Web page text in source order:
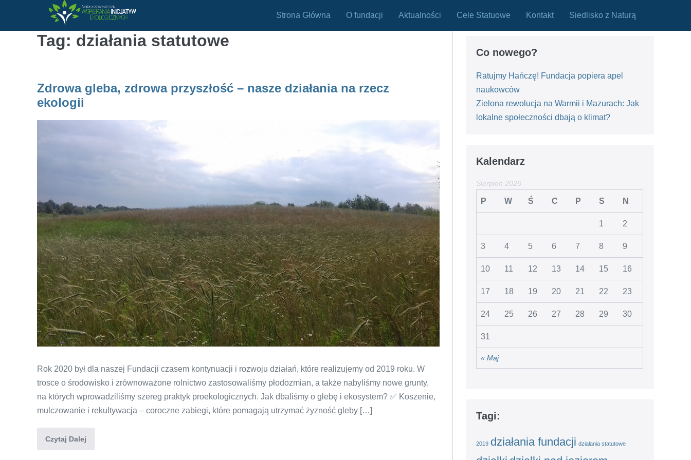
Strona Główna O fundacji Aktualności Cele Statuowe Kontakt Siedlisko z Naturą
Tag: działania statutowe
Zdrowa gleba, zdrowa przyszłość – nasze działania na rzecz
ekologii
Rok 2020 był dla naszej Fundacji czasem kontynuacji i rozwoju działań, które realizujemy od 2019 roku. W
trosce o środowisko i zrównoważone rolnictwo zastosowaliśmy płodozmian, a także nabyliśmy nowe grunty,
na których wprowadziliśmy szereg praktyk proekologicznych. Jak dbaliśmy o glebę i ekosystem? ✅ Koszenie,
mulczowanie i rekultywacja – coroczne zabiegi, które pomagają utrzymać żyzność gleby […]
Czytaj Dalej
Co nowego?
Ratujmy Hańczę! Fundacja popiera apel
naukowców
Zielona rewolucja na Warmii i Mazurach: Jak
lokalne społeczności dbają o klimat?
Kalendarz
Sierpień 2026
P W Ś C P S N
« Maj
1 2
3 4 5 6 7 8 9
10 11 12 13 14 15 16
17 18 19 20 21 22 23
24 25 26 27 28 29 30
31
Tagi:
2019 działania fundacji działania statutowe